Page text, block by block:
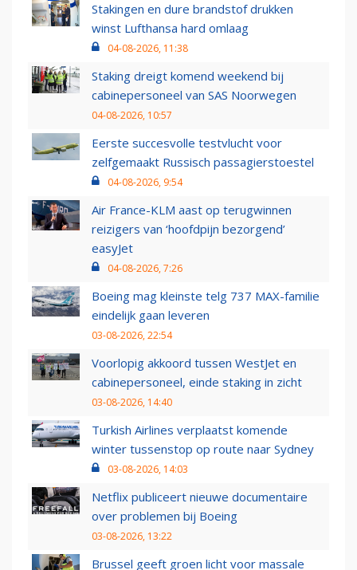
Stakingen en dure brandstof drukken
winst Lufthansa hard omlaag
04-08-2026, 11:38
Staking dreigt komend weekend bij
cabinepersoneel van SAS Noorwegen
04-08-2026, 10:57
Eerste succesvolle testvlucht voor
zelfgemaakt Russisch passagierstoestel
04-08-2026, 9:54
Air France-KLM aast op terugwinnen
reizigers van ‘hoofdpijn bezorgend’
easyJet
04-08-2026, 7:26
Boeing mag kleinste telg 737 MAX-familie
eindelijk gaan leveren
03-08-2026, 22:54
Voorlopig akkoord tussen WestJet en
cabinepersoneel, einde staking in zicht
03-08-2026, 14:40
Turkish Airlines verplaatst komende
winter tussenstop op route naar Sydney
03-08-2026, 14:03
Netflix publiceert nieuwe documentaire
over problemen bij Boeing
03-08-2026, 13:22
Brussel geeft groen licht voor massale